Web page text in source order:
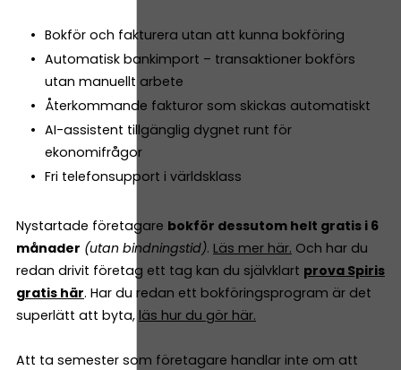
Bokför och fakturera utan att kunna bokföring
Automatisk bankimport – transaktioner bokförs
utan manuellt arbete
Återkommande fakturor som skickas automatiskt
AI-assistent tillgänglig dygnet runt för
ekonomifrågor
Fri telefonsupport i världsklass
Nystartade företagare bokför dessutom helt gratis i 6
månader (utan bindningstid). Läs mer här. Och har du
redan drivit företag ett tag kan du självklart prova Spiris
gratis här. Har du redan ett bokföringsprogram är det
superlätt att byta, läs hur du gör här.
Att ta semester som företagare handlar inte om att